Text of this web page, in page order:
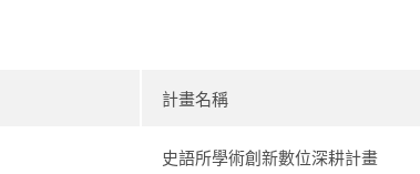
計畫名稱
史語所學術創新數位深耕計畫